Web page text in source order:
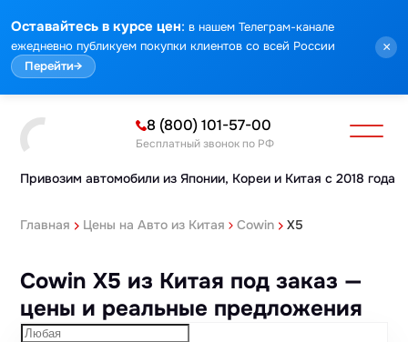
Оставайтесь в курсе цен: в нашем Телеграм-канале
ежедневно публикуем покупки клиентов со всей России
Перейти→
×
Привозим автомобили из Японии, Кореи и Китая с 2018 года
8 (800) 101-57-00
Бесплатный звонок по РФ
Главная Цены на Авто из Китая Cowin X5
Cowin X5 из Китая под заказ —
цены и реальные предложения